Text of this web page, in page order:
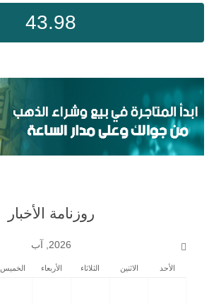
43.98
روزنامة الأخبار
2026, آب
الأحد الاثنين الثلاثاء الأربعاء الخميس